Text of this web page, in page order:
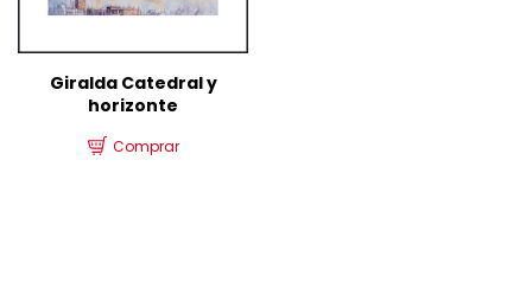
Giralda Catedral y
horizonte
Comprar